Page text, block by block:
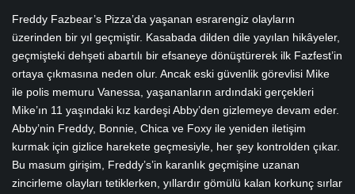
Freddy Fazbear’s Pizza’da yaşanan esrarengiz olayların
üzerinden bir yıl geçmiştir. Kasabada dilden dile yayılan hikâyeler,
geçmişteki dehşeti abartılı bir efsaneye dönüştürerek ilk Fazfest’in
ortaya çıkmasına neden olur. Ancak eski güvenlik görevlisi Mike
ile polis memuru Vanessa, yaşananların ardındaki gerçekleri
Mike’ın 11 yaşındaki kız kardeşi Abby’den gizlemeye devam eder.
Abby’nin Freddy, Bonnie, Chica ve Foxy ile yeniden iletişim
kurmak için gizlice harekete geçmesiyle, her şey kontrolden çıkar.
Bu masum girişim, Freddy’s’in karanlık geçmişine uzanan
zincirleme olayları tetiklerken, yıllardır gömülü kalan korkunç sırlar